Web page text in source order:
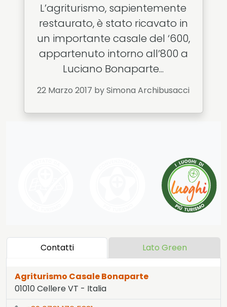
L’agriturismo, sapientemente
restaurato, è stato ricavato in
un importante casale del ‘600,
appartenuto intorno all’800 a
Luciano Bonaparte...
22 Marzo 2017 by Simona Archibusacci
Contatti Lato Green
Agriturismo Casale Bonaparte
01010CellereVT - Italia
LAT:42.506- LNG:11.737